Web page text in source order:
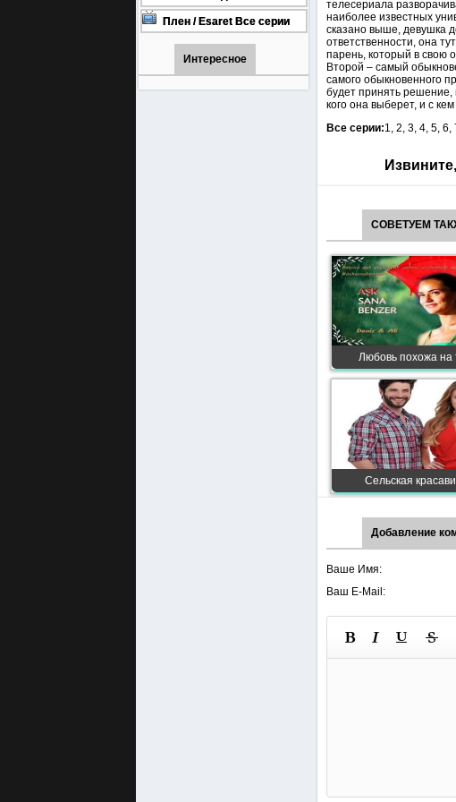
онлайн бесплатно
1001 (Турецкий сериал Все
серии) 1-90 серия
Плен / Esaret Все серии
турецкий сериал смотреть
онлайн на русском языке
Интересное
телесериала
наиболее известных
сказано выше, девушка
ответственности, она
парень, который в свою
Второй – самый
самого обыкновенного
будет принять решение,
кого она выберет, и с
Все серии:1, 2, 3, 4, 5, 6,
СОВЕТУЕМ
Любовь похожа на
Сельская
Добавление
Ваше Имя:
Ваш E-Mail: